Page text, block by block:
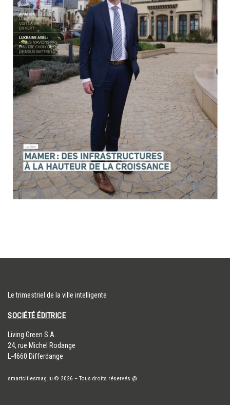
Le trimestriel de la ville intelligente
SOCIÉTÉ ÉDITRICE
​Living Green S.A.
24, rue Michel Rodange
L-4660 Differdange
smartcitiesmag.lu © 2026 – Tous droits réservés @